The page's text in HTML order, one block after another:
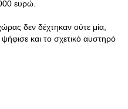
ευρώ.
δεν δέχτηκαν ούτε μία,
και το σχετικό αυστηρό